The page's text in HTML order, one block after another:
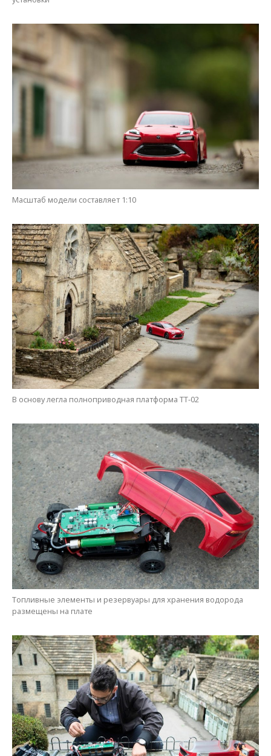
Масштаб модели составляет 1:10
В основу легла полноприводная платформа TT-02
Топливные элементы и резервуары для хранения водорода
размещены на плате